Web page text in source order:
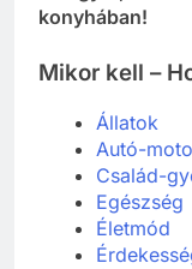
konyhában!
Mikor kell –
Állatok
Autó-
Család-
Egészség
Életmód